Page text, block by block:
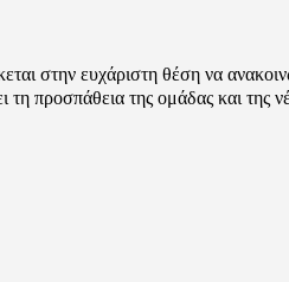
στην ευχάριστη θέση να
προσπάθεια της ομάδας και της